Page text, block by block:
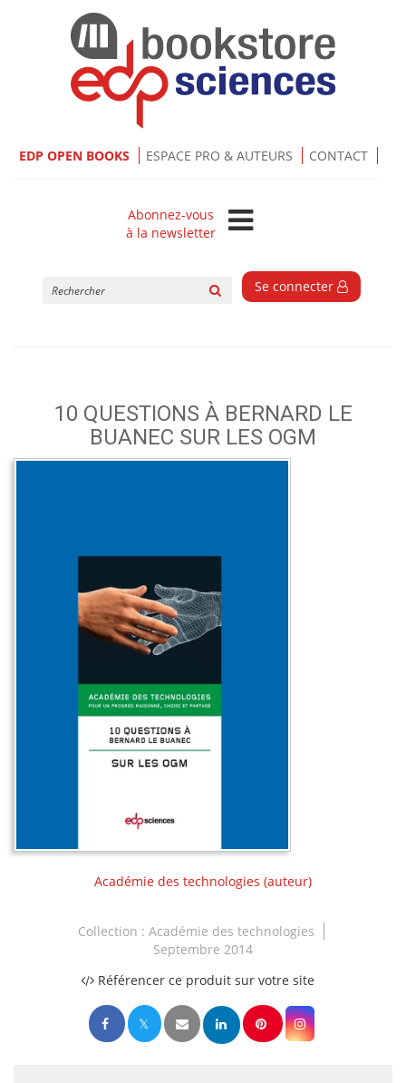
EDP OPEN BOOKS ESPACE PRO & AUTEURS CONTACT
Abonnez-vous
à la newsletter
Se connecter
10 QUESTIONS À BERNARD LE
BUANEC SUR LES OGM
Académie des technologies (auteur)
Collection : Académie des technologies
Septembre 2014
Référencer ce produit sur votre site